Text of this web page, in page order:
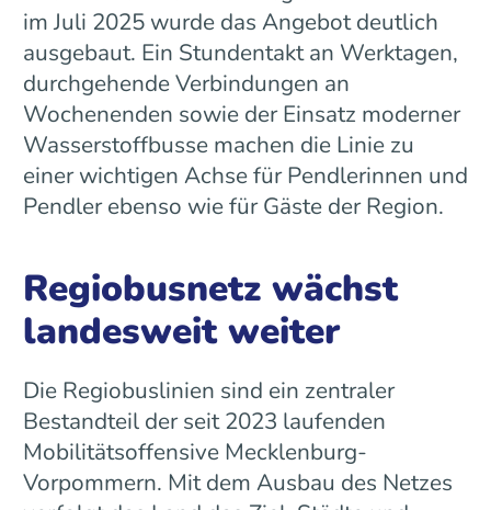
im Juli 2025 wurde das Angebot deutlich
ausgebaut. Ein Stundentakt an Werktagen,
durchgehende Verbindungen an
Wochenenden sowie der Einsatz moderner
Wasserstoffbusse machen die Linie zu
einer wichtigen Achse für Pendlerinnen und
Pendler ebenso wie für Gäste der Region.
Regiobusnetz wächst
landesweit weiter
Die Regiobuslinien sind ein zentraler
Bestandteil der seit 2023 laufenden
Mobilitätsoffensive Mecklenburg-
Vorpommern. Mit dem Ausbau des Netzes